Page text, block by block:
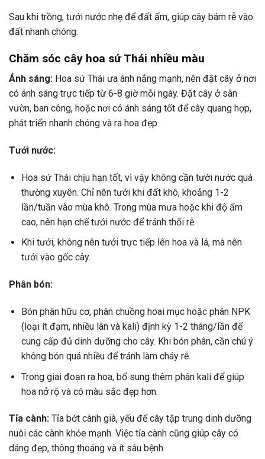
Sau khi trồng, tưới nước nhẹ để đất ẩm, giúp cây bám rễ vào
đất nhanh chóng.
Chăm sóc cây hoa sứ Thái nhiều màu
Ánh sáng: Hoa sứ Thái ưa ánh nắng mạnh, nên đặt cây ở nơi
có ánh sáng trực tiếp từ 6-8 giờ mỗi ngày. Đặt cây ở sân
vườn, ban công, hoặc nơi có ánh sáng tốt để cây quang hợp,
phát triển nhanh chóng và ra hoa đẹp.
Tưới nước:
Hoa sứ Thái chịu hạn tốt, vì vậy không cần tưới nước quá
thường xuyên. Chỉ nên tưới khi đất khô, khoảng 1-2
lần/tuần vào mùa khô. Trong mùa mưa hoặc khi độ ẩm
cao, nên hạn chế tưới nước để tránh thối rễ.
Khi tưới, không nên tưới trực tiếp lên hoa và lá, mà nên
tưới vào gốc cây.
Phân bón:
Bón phân hữu cơ, phân chuồng hoai mục hoặc phân NPK
(loại ít đạm, nhiều lân và kali) định kỳ 1-2 tháng/lần để
cung cấp đủ dinh dưỡng cho cây. Khi bón phân, cần chú ý
không bón quá nhiều để tránh làm cháy rễ.
Trong giai đoạn ra hoa, bổ sung thêm phân kali để giúp
hoa nở rộ và có màu sắc đẹp hơn.
Tỉa cành: Tỉa bớt cành già, yếu để cây tập trung dinh dưỡng
nuôi các cành khỏe mạnh. Việc tỉa cành cũng giúp cây có
dáng đẹp, thông thoáng và ít sâu bệnh.